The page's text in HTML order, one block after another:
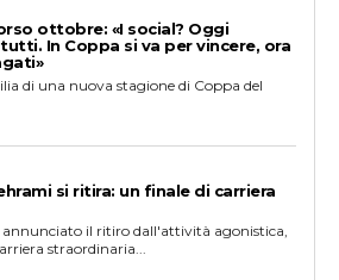
ottobre: «I social? Oggi
In Coppa si va per vincere, ora
di una nuova stagione di Coppa del
si ritira: un finale di carriera
il ritiro dall'attività agonistica,
straordinaria...